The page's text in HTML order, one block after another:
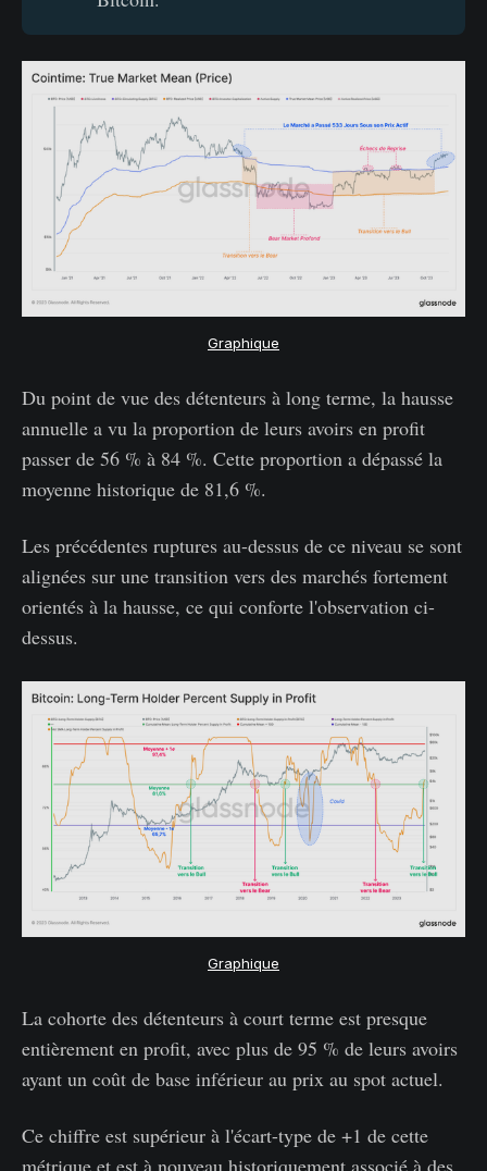
Graphique
Du point de vue des détenteurs à long terme, la hausse
annuelle a vu la proportion de leurs avoirs en profit
passer de 56 % à 84 %. Cette proportion a dépassé la
moyenne historique de 81,6 %.
Les précédentes ruptures au-dessus de ce niveau se sont
alignées sur une transition vers des marchés fortement
orientés à la hausse, ce qui conforte l'observation ci-
dessus.
Graphique
La cohorte des détenteurs à court terme est presque
entièrement en profit, avec plus de 95 % de leurs avoirs
ayant un coût de base inférieur au prix au spot actuel.
Ce chiffre est supérieur à l'écart-type de +1 de cette